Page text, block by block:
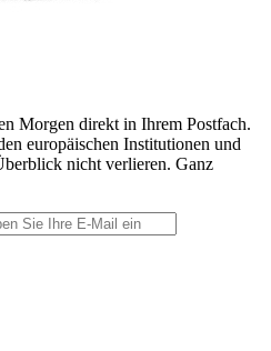
Morgen direkt in Ihrem Postfach.
europäischen Institutionen und
nicht verlieren. Ganz